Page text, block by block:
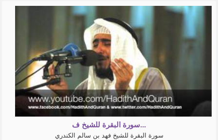
سورة البقرة للشيخ ف...
سورة البقرة للشيخ فهد بن سالم الكندري